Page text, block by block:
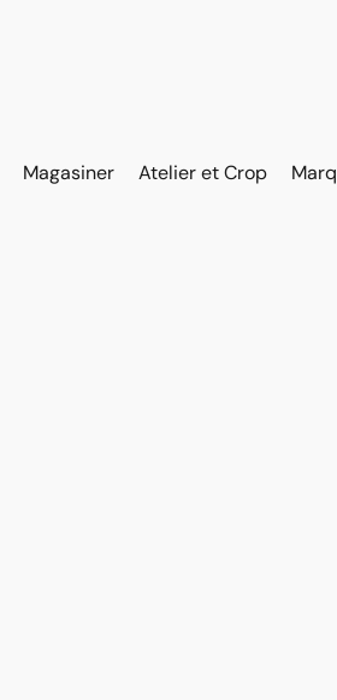
Magasiner Atelier et Crop